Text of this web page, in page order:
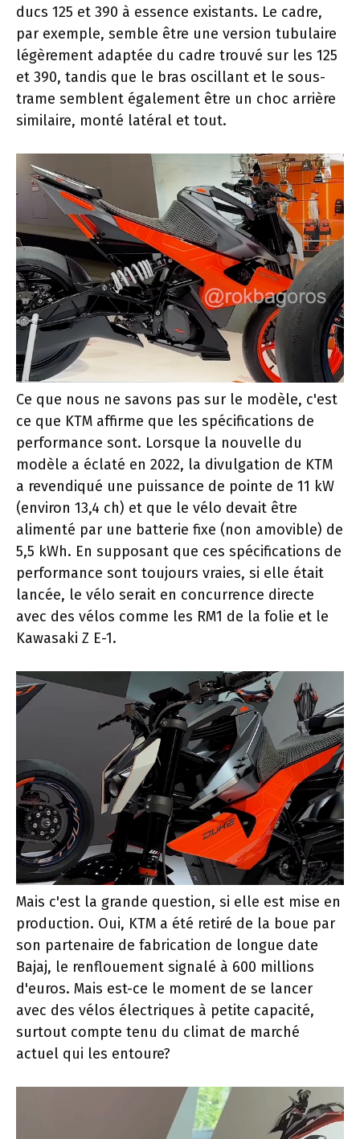
ducs 125 et 390 à essence existants. Le cadre,
par exemple, semble être une version tubulaire
légèrement adaptée du cadre trouvé sur les 125
et 390, tandis que le bras oscillant et le sous-
trame semblent également être un choc arrière
similaire, monté latéral et tout.
Ce que nous ne savons pas sur le modèle, c'est
ce que KTM affirme que les spécifications de
performance sont. Lorsque la nouvelle du
modèle a éclaté en 2022, la divulgation de KTM
a revendiqué une puissance de pointe de 11 kW
(environ 13,4 ch) et que le vélo devait être
alimenté par une batterie fixe (non amovible) de
5,5 kWh. En supposant que ces spécifications de
performance sont toujours vraies, si elle était
lancée, le vélo serait en concurrence directe
avec des vélos comme les RM1 de la folie et le
Kawasaki Z E-1.
Mais c'est la grande question, si elle est mise en
production. Oui, KTM a été retiré de la boue par
son partenaire de fabrication de longue date
Bajaj, le renflouement signalé à 600 millions
d'euros. Mais est-ce le moment de se lancer
avec des vélos électriques à petite capacité,
surtout compte tenu du climat de marché
actuel qui les entoure?